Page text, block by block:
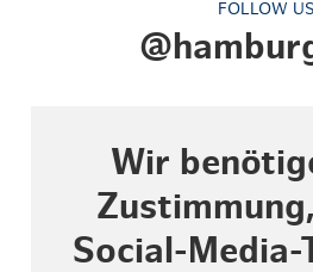
FOLLOW US
Wir
Social-Media-